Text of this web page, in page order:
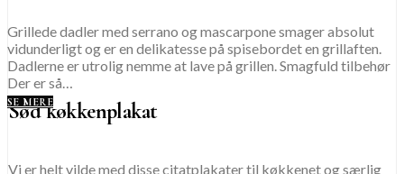
Sød køkkenplakat
Vi er helt vilde med disse citatplakater til køkkenet og særlig
Grillede dadler med serrano og mascarpone smager absolut
vidunderligt og er en delikatesse på spisebordet en grillaften.
Dadlerne er utrolig nemme at lave på grillen. Smagfuld tilbehør
Der er så…
SE MERE